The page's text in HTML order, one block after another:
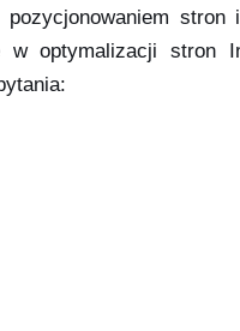
stron
optymalizacji stron